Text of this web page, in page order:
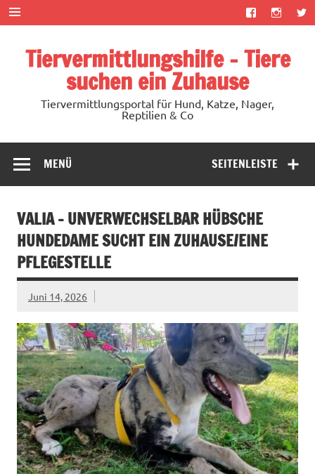
Zum
Inhalt
springen
Tiervermittlungshilfe – Tiere
suchen ein Zuhause
Tiervermittlungsportal für Hund, Katze, Nager,
Reptilien & Co
SEITENLEISTE
MENÜ
VALIA – UNVERWECHSELBAR HÜBSCHE
HUNDEDAME SUCHT EIN ZUHAUSE/EINE
PFLEGESTELLE
Juni 14, 2026